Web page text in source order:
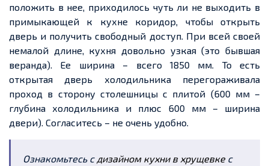
положить в нее, приходилось чуть ли не выходить в
примыкающей к кухне коридор, чтобы открыть
дверь и получить свободный доступ. При всей своей
немалой длине, кухня довольно узкая (это бывшая
веранда). Ее ширина – всего 1850 мм. То есть
открытая дверь холодильника перегораживала
проход в сторону столешницы с плитой (600 мм –
глубина холодильника и плюс 600 мм – ширина
двери). Согласитесь – не очень удобно.
Ознакомьтесь с дизайном кухни в хрущевкес